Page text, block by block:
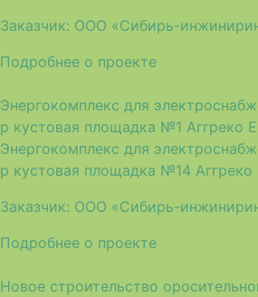
Заказчик: ООО «Сибирь-
Подробнее о проекте
Энергокомплекс для
р кустовая площадка №1 Аггреко
Энергокомплекс для
р кустовая площадка №14 Аггреко
Заказчик: ООО «Сибирь-
Подробнее о проекте
Новое строительство